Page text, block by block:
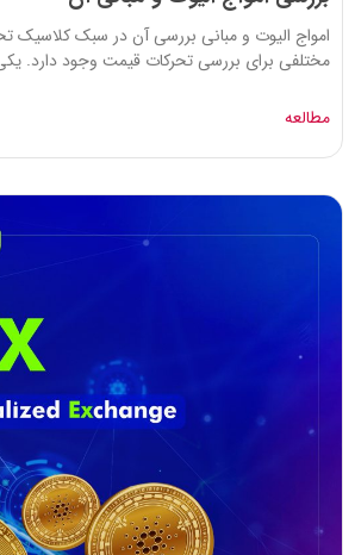
امواج الیوت و مبانی بررسی آن در سبک کلاسیک
مختلفی برای بررسی تحرکات قیمت وجود دارد.
مطالعه